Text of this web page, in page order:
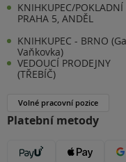
KNIHKUPEC/POKLADNÍ
PRAHA 5, ANDĚL
KNIHKUPEC - BRNO
Vaňkovka)
VEDOUCÍ PRODEJNY
(TŘEBÍČ)
Volné pracovní pozice
Platební metody